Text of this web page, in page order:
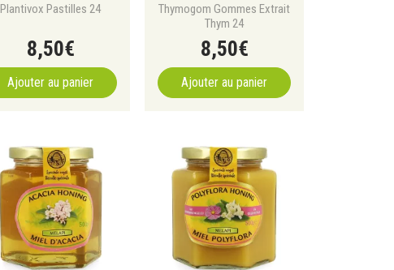
Plantivox Pastilles 24
8,50€
Ajouter au panier
Thymogom Gommes Extrait
Thym 24
8,50€
Ajouter au panier